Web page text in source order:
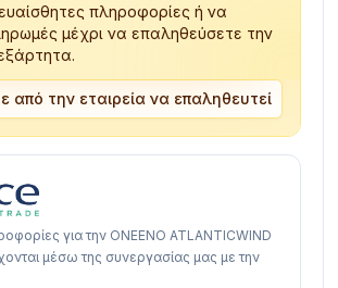
πληροφορίες ή να
μέχρι να επαληθεύσετε την
από την εταιρεία να επαληθευτεί
για την ONEENO ATLANTICWIND
μέσω της συνεργασίας μας με την